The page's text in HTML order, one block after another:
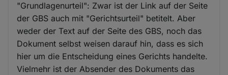
"Grundlagenurteil": Zwar ist der Link auf der Seite
der GBS auch mit "Gerichtsurteil" betitelt. Aber
weder der Text auf der Seite des GBS, noch das
Dokument selbst weisen darauf hin, dass es sich
hier um die Entscheidung eines Gerichts handelte.
Vielmehr ist der Absender des Dokuments das